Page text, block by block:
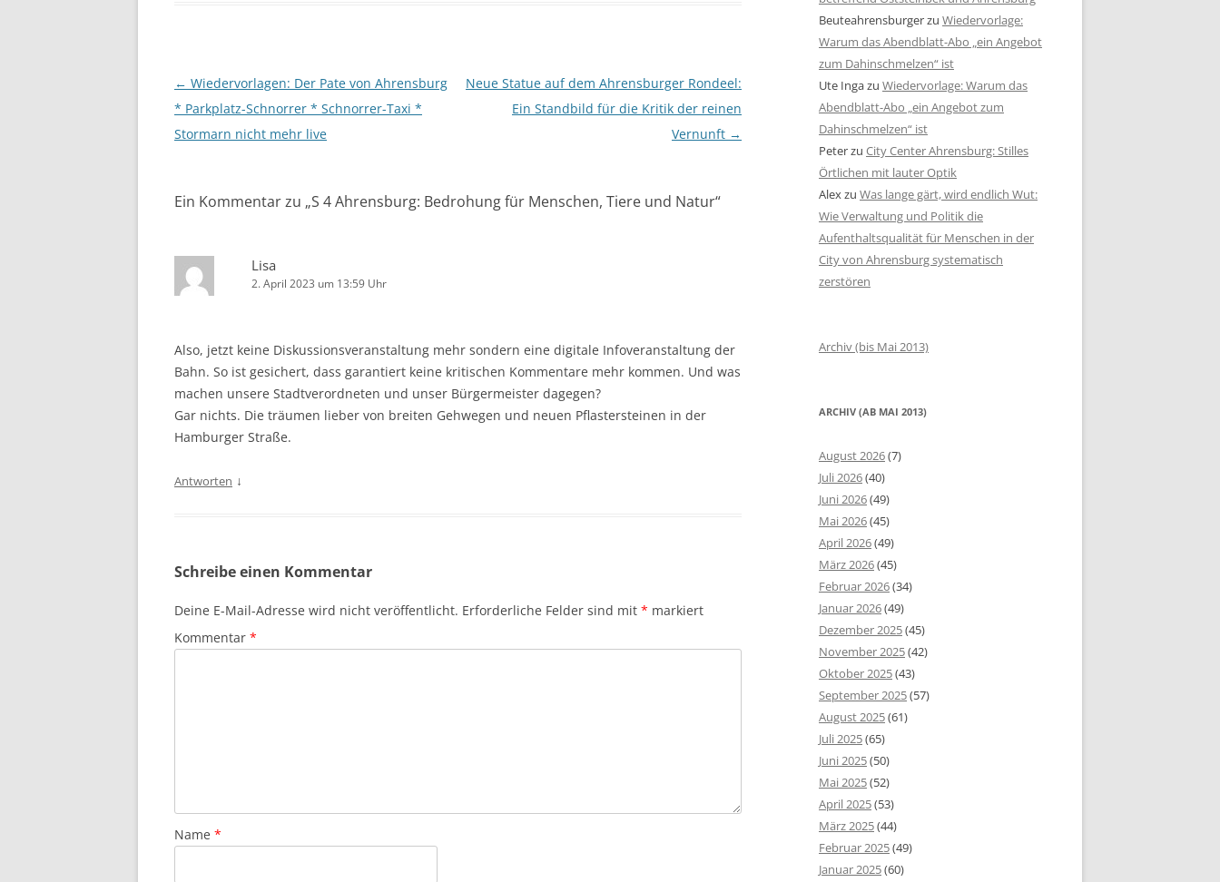
Beitragsnavigation
← Wiedervorlagen: Der Pate von Ahrensburg
* Parkplatz-Schnorrer * Schnorrer-Taxi *
Stormarn nicht mehr live
Neue Statue auf dem Ahrensburger Rondeel:
Ein Standbild für die Kritik der reinen
Vernunft →
Ein Kommentar zu „S 4 Ahrensburg: Bedrohung für Menschen, Tiere und Natur“
Lisa
2. April 2023 um 13:59 Uhr
Also, jetzt keine Diskussionsveranstaltung mehr sondern eine digitale Infoveranstaltung der
Bahn. So ist gesichert, dass garantiert keine kritischen Kommentare mehr kommen. Und was
machen unsere Stadtverordneten und unser Bürgermeister dagegen?
Gar nichts. Die träumen lieber von breiten Gehwegen und neuen Pflastersteinen in der
Hamburger Straße.
Antworten ↓
Schreibe einen Kommentar
Deine E-Mail-Adresse wird nicht veröffentlicht. Erforderliche Felder sind mit * markiert
Kommentar *
Name *
Beuteahrensburgerzu Wiedervorlage:
Warum das Abendblatt-Abo „ein Angebot
zum Dahinschmelzen“ ist
Ute Ingazu Wiedervorlage: Warum das
Abendblatt-Abo „ein Angebot zum
Dahinschmelzen“ ist
Peterzu City Center Ahrensburg: Stilles
Örtlichen mit lauter Optik
Alexzu Was lange gärt, wird endlich Wut:
Wie Verwaltung und Politik die
Aufenthaltsqualität für Menschen in der
City von Ahrensburg systematisch
zerstören
Archiv (bis Mai 2013)
ARCHIV (AB MAI 2013)
August 2026(7)
Juli 2026(40)
Juni 2026(49)
Mai 2026(45)
April 2026(49)
März 2026(45)
Februar 2026(34)
Januar 2026(49)
Dezember 2025(45)
November 2025(42)
Oktober 2025(43)
September 2025(57)
August 2025(61)
Juli 2025(65)
Juni 2025(50)
Mai 2025(52)
April 2025(53)
März 2025(44)
Februar 2025(49)
Januar 2025(60)